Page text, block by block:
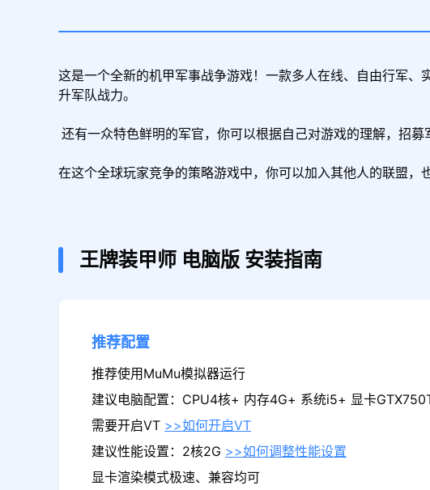
这是一个全新的机甲军事战争游戏！一款多人在线、自由行军
升军队战力。
在这个全球玩家竞争的策略游戏中，你可以加入其他人的联盟，
王牌装甲师 电脑版 安装指南
推荐配置
推荐使用MuMu模拟器运行
建议电脑配置：CPU4核+ 内存4G+ 系统i5+ 显卡
需要开启VT >>如何开启VT
建议性能设置：2核2G >>如何调整性能设置
显卡渲染模式极速、兼容均可